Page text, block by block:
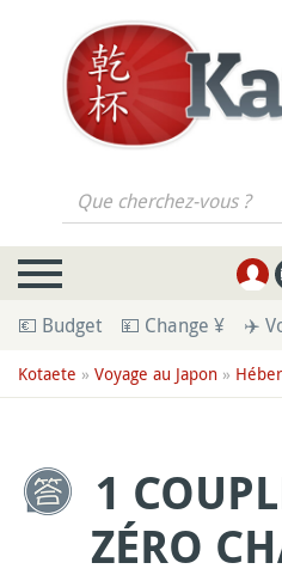
Que cherchez-vous ?
💶 Budget 💴 Change ¥ ✈️
Kotaete » Voyage au Japon »
1
ZÉRO